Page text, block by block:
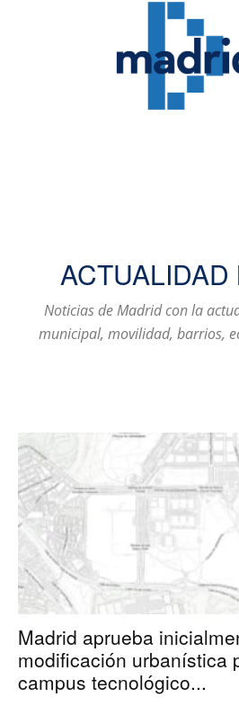
ACTUALIDAD
Noticias de Madrid con la
municipal, movilidad, barrios,
Madrid aprueba
modificación urbanística
campus tecnológico...